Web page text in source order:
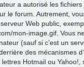
a autorisé les
le forum. Autrement,
Web public,
mon-image.gif. Vous
(sauf si c’est un
des mécanismes
Hotmail ou Yahoo!,